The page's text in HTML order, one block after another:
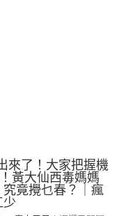
來了！大家把握機
黃大仙西毒媽媽
竟攪乜春？｜瘋
少